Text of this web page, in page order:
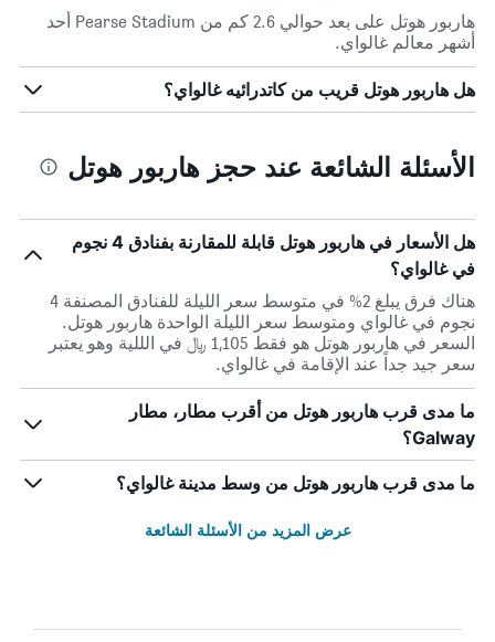
هاربور هوتل على بعد حوالي 2.6 كم من Pearse Stadium أحد
أشهر معالم غالواي.
هل هاربور هوتل قريب من كاتدرائيه غالواي؟
الأسئلة الشائعة عند حجز هاربور هوتل
هل الأسعار في هاربور هوتل قابلة للمقارنة بفنادق 4 نجوم
في غالواي؟
هناك فرق يبلغ 2% في متوسط ​​سعر الليلة للفنادق المصنفة 4
نجوم في غالواي ومتوسط ​​سعر الليلة الواحدة هاربور هوتل.
السعر في هاربور هوتل هو فقط 1,105 ﷼ في الللية وهو يعتبر
سعر جيد جداً عند الإقامة في غالواي.
ما مدى قرب هاربور هوتل من أقرب مطار، مطار
Galway؟
ما مدى قرب هاربور هوتل من وسط مدينة غالواي؟
عرض المزيد من الأسئلة الشائعة